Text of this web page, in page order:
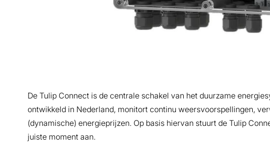
De Tulip Connect is de centrale schakel van het duurzame
ontwikkeld in Nederland, monitort continu weersvoorspellingen,
(dynamische) energieprijzen. Op basis hiervan stuurt de Tulip
juiste moment aan.